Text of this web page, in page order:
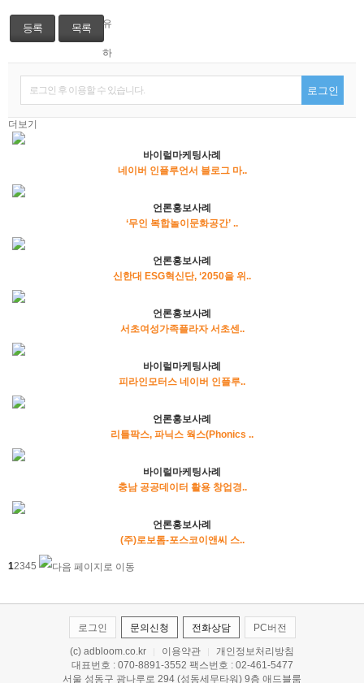
등록 목록
로그인 후 이용할 수 있습니다. 로그인
더보기
바이럴마케팅사례
네이버 인플루언서 블로그 마..
언론홍보사례
‘무인 복합놀이문화공간’ ..
언론홍보사례
신한대 ESG혁신단, ‘2050을 위..
언론홍보사례
서초여성가족플라자 서초센..
바이럴마케팅사례
피라인모터스 네이버 인플루..
언론홍보사례
리틀팍스, 파닉스 웍스(Phonics ..
바이럴마케팅사례
충남 공공데이터 활용 창업경..
언론홍보사례
(주)로보톰-포스코이앤씨 스..
12345
로그인 문의신청 전화상담 PC버전
(c) adbloom.co.kr 이용약관
개인정보처리방침
대표번호 : 070-8891-3552 팩스번호 : 02-461-5477
서울 성동구 광나루로 294 (성동세무타워) 9층 애드블룸